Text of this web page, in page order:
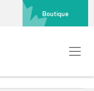
Boutique